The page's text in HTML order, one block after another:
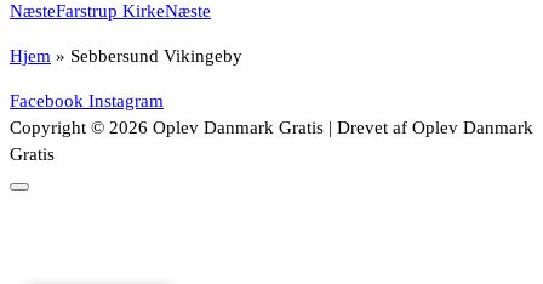
NæsteFarstrup KirkeNæste
Hjem » Sebbersund Vikingeby
Facebook Instagram
Copyright © 2026 Oplev Danmark Gratis | Drevet af Oplev Danmark
Gratis